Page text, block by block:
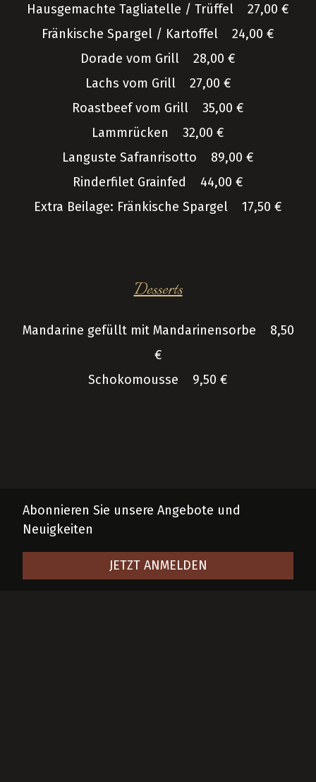
Hausgemachte Tagliatelle / Trüffel 27,00 €
Fränkische Spargel / Kartoffel 24,00 €
Dorade vom Grill 28,00 €
Lachs vom Grill 27,00 €
Roastbeef vom Grill 35,00 €
Lammrücken 32,00 €
Languste Safranrisotto 89,00 €
Rinderfilet Grainfed 44,00 €
Extra Beilage: Fränkische Spargel 17,50 €
Desserts
Mandarine gefüllt mit Mandarinensorbe 8,50
€
Schokomousse 9,50 €
Abonnieren Sie unsere Angebote und
Neuigkeiten
JETZT ANMELDEN